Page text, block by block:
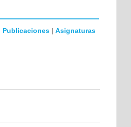
Publicaciones | Asignaturas